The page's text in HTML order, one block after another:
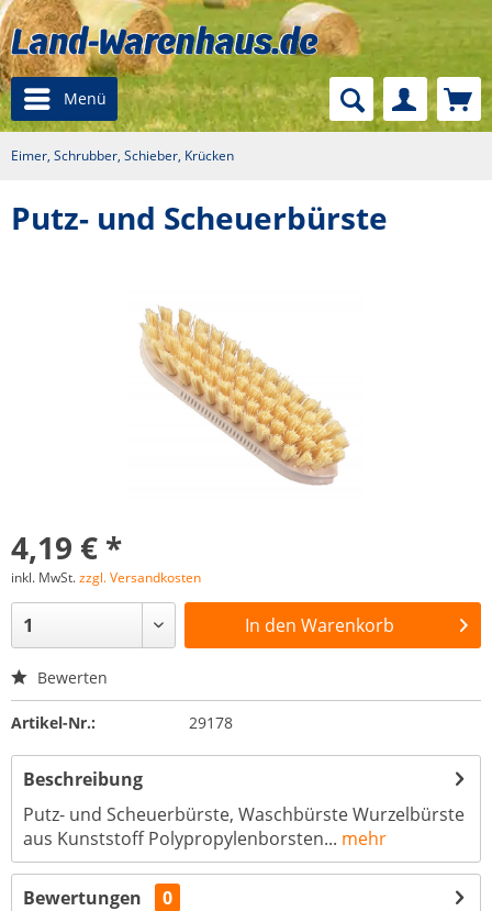
Menü
Eimer, Schrubber, Schieber, Krücken
Putz- und Scheuerbürste
4,19 € *
inkl. MwSt.zzgl. Versandkosten
In den Warenkorb
Bewerten
Artikel-Nr.: 29178
Beschreibung
Putz- und Scheuerbürste, Waschbürste Wurzelbürste
aus Kunststoff Polypropylenborsten... mehr
Bewertungen
0